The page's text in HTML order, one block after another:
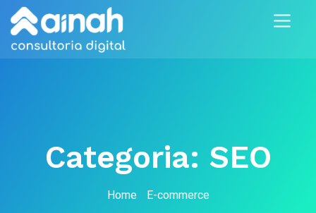
Categoria: SEO
Home E-commerce